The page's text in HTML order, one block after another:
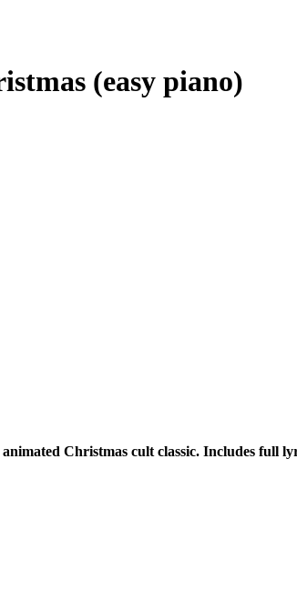
(easy piano)
Christmas cult classic. Includes full